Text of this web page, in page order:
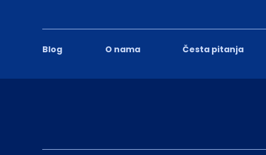
Blog O nama Česta pitanja